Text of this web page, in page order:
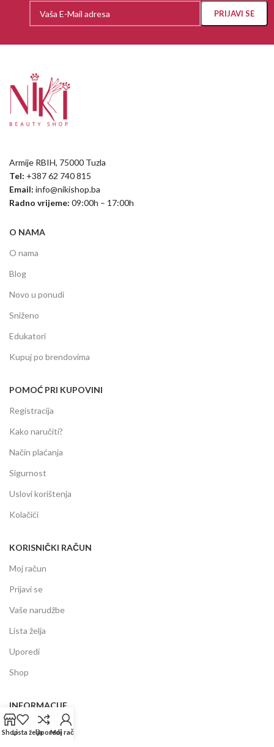
Armije RBIH, 75000 Tuzla
Tel: +387 62 740 815
Email: info@nikishop.ba
Radno vrijeme: 09:00h – 17:00h
O NAMA
O nama
Blog
Novo u ponudi
Sniženo
Edukatori
Kupuj po brendovima
POMOĆ PRI KUPOVINI
Registracija
Kako naručiti?
Način plaćanja
Sigurnost
Uslovi korištenja
Kolačići
KORISNIČKI RAČUN
Moj račun
Prijavi se
Vaše narudžbe
Lista želja
Uporedi
Shop
INFORMACIJE
Prodajni centar
ShopLista željaUporediMoj račun